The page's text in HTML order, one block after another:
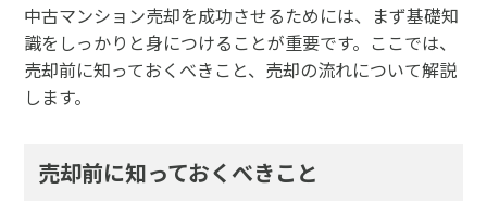
中古マンション売却を成功させるためには、まず基礎知
識をしっかりと身につけることが重要です。ここでは、
売却前に知っておくべきこと、売却の流れについて解説
します。
売却前に知っておくべきこと